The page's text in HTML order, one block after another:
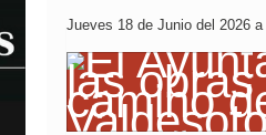
Jueves 18 de Junio del 2026